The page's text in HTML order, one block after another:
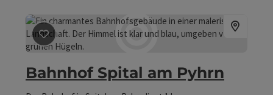
Beitrag merken
Bahnhof Spital am Pyhrn